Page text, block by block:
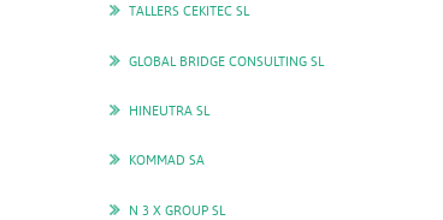
TALLERS CEKITEC SL
GLOBAL BRIDGE CONSULTING SL
HINEUTRA SL
KOMMAD SA
N 3 X GROUP SL